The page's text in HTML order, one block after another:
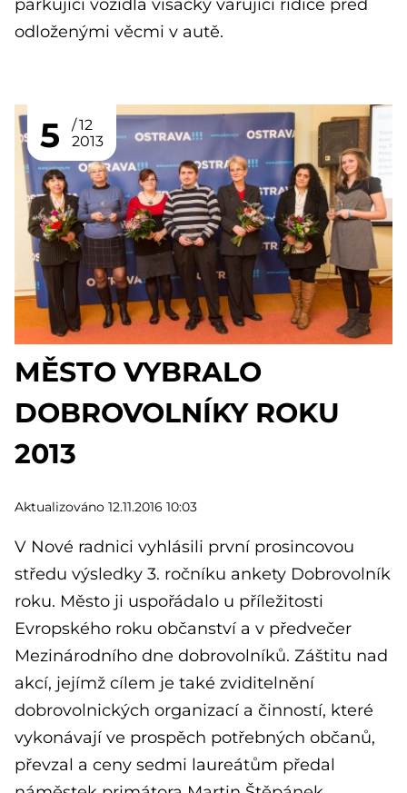
parkující vozidla visačky varující řidiče před
odloženými věcmi v autě.
5
12
2013
MĚSTO VYBRALO
DOBROVOLNÍKY ROKU
2013
Aktualizováno 12.11.2016 10:03
V Nové radnici vyhlásili první prosincovou
středu výsledky 3. ročníku ankety Dobrovolník
roku. Město ji uspořádalo u příležitosti
Evropského roku občanství a v předvečer
Mezinárodního dne dobrovolníků. Záštitu nad
akcí, jejímž cílem je také zviditelnění
dobrovolnických organizací a činností, které
vykonávají ve prospěch potřebných občanů,
převzal a ceny sedmi laureátům předal